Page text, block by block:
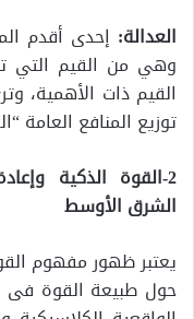
العدالة: إحدى أقدم
وهي من القيم التي
القيم ذات الأهمية،
توزيع المنافع العامة
2-القوة الذكية
الشرق الأوسط
يعتبر ظهور مفهوم
حول طبيعة القوة فى